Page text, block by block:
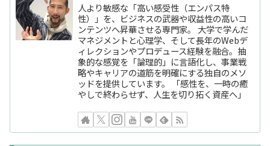
人より敏感な「高い感受性（エンパス特
性）」を、ビジネスの武器や収益性の高いコ
ンテンツへ昇華させる専門家。 大学で学んだ
マネジメントと心理学、そして長年のWebデ
ィレクションやプロデュース経験を融合。抽
象的な感覚を「論理的」に言語化し、事業戦
略やキャリアの道筋を明確にする独自のメソ
ッドを提供しています。 「感性を、一時の癒
やしで終わらせず、人生を切り拓く資産へ」